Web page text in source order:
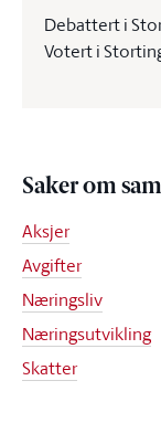
Debattert i
Votert i
Saker om
Aksjer
Avgifter
Næringsliv
Næringsutvikling
Skatter